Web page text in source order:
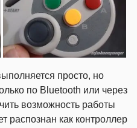
просто, но
по Bluetooth или через
возможность работы
распознан как контроллер